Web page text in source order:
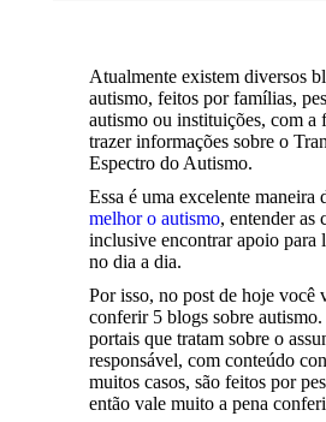
Atualmente existem diversos
autismo, feitos por famílias,
autismo ou instituições, com a
trazer informações sobre o
Espectro do Autismo.
Essa é uma excelente maneira
melhor o autismo, entender as
inclusive encontrar apoio para
no dia a dia.
Por isso, no post de hoje você
conferir 5 blogs sobre
portais que tratam sobre o
responsável, com conteúdo
muitos casos, são feitos por
então vale muito a pena